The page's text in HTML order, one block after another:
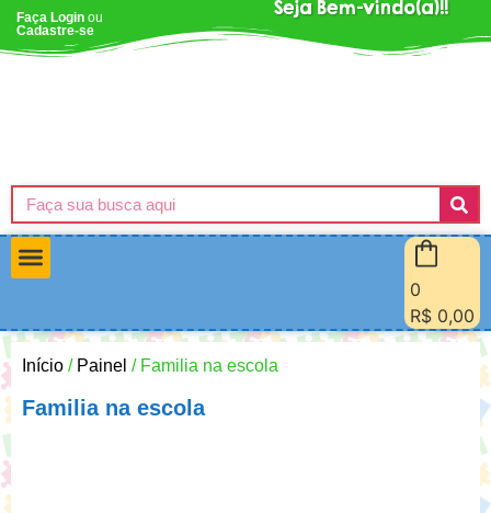
Faça Login ou
Cadastre-se
Seja Bem-vindo(a)!!
0
R$ 0,00
Início / Painel / Familia na escola
Familia na escola